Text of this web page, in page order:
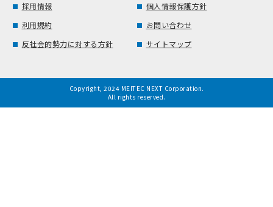
採用情報
個人情報保護方針
利用規約
お問い合わせ
反社会的勢力に対する方針
サイトマップ
Copyright, 2024 MEITEC NEXT Corporation.
All rights reserved.